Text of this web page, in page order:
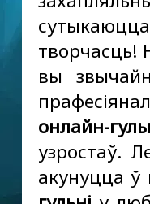
творчасць!
вы
онлайн-
узростаў.
акунуцца ў